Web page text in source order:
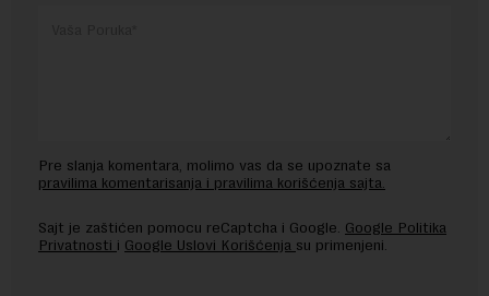
Pre slanja komentara, molimo vas da se upoznate sa
pravilima komentarisanja i pravilima korišćenja sajta.
Sajt je zaštićen pomocu reCaptcha i Google. Google Politika
Privatnosti i Google Uslovi Korišćenja su primenjeni.